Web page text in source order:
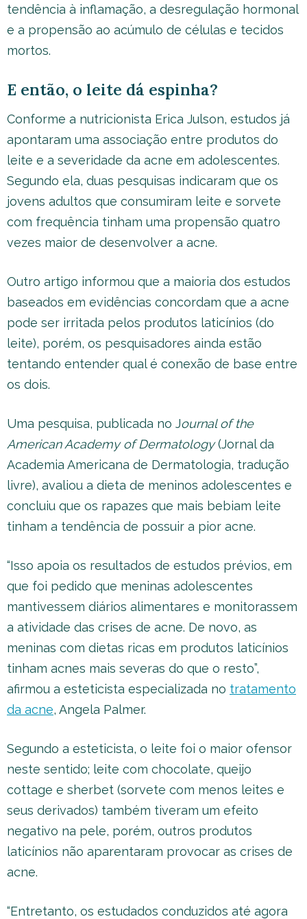
tendência à inflamação, a desregulação hormonal
e a propensão ao acúmulo de células e tecidos
mortos.
E então, o leite dá espinha?
Conforme a nutricionista Erica Julson, estudos já
apontaram uma associação entre produtos do
leite e a severidade da acne em adolescentes.
Segundo ela, duas pesquisas indicaram que os
jovens adultos que consumiram leite e sorvete
com frequência tinham uma propensão quatro
vezes maior de desenvolver a acne.
Outro artigo informou que a maioria dos estudos
baseados em evidências concordam que a acne
pode ser irritada pelos produtos laticínios (do
leite), porém, os pesquisadores ainda estão
tentando entender qual é conexão de base entre
os dois.
Uma pesquisa, publicada no Journal of the
American Academy of Dermatology(Jornal da
Academia Americana de Dermatologia, tradução
livre), avaliou a dieta de meninos adolescentes e
concluiu que os rapazes que mais bebiam leite
tinham a tendência de possuir a pior acne.
“Isso apoia os resultados de estudos prévios, em
que foi pedido que meninas adolescentes
mantivessem diários alimentares e monitorassem
a atividade das crises de acne. De novo, as
meninas com dietas ricas em produtos laticínios
tinham acnes mais severas do que o resto”,
afirmou a esteticista especializada no tratamento
da acne, Angela Palmer.
Segundo a esteticista, o leite foi o maior ofensor
neste sentido; leite com chocolate, queijo
cottage e sherbet (sorvete com menos leites e
seus derivados) também tiveram um efeito
negativo na pele, porém, outros produtos
laticínios não aparentaram provocar as crises de
acne.
“Entretanto, os estudados conduzidos até agora